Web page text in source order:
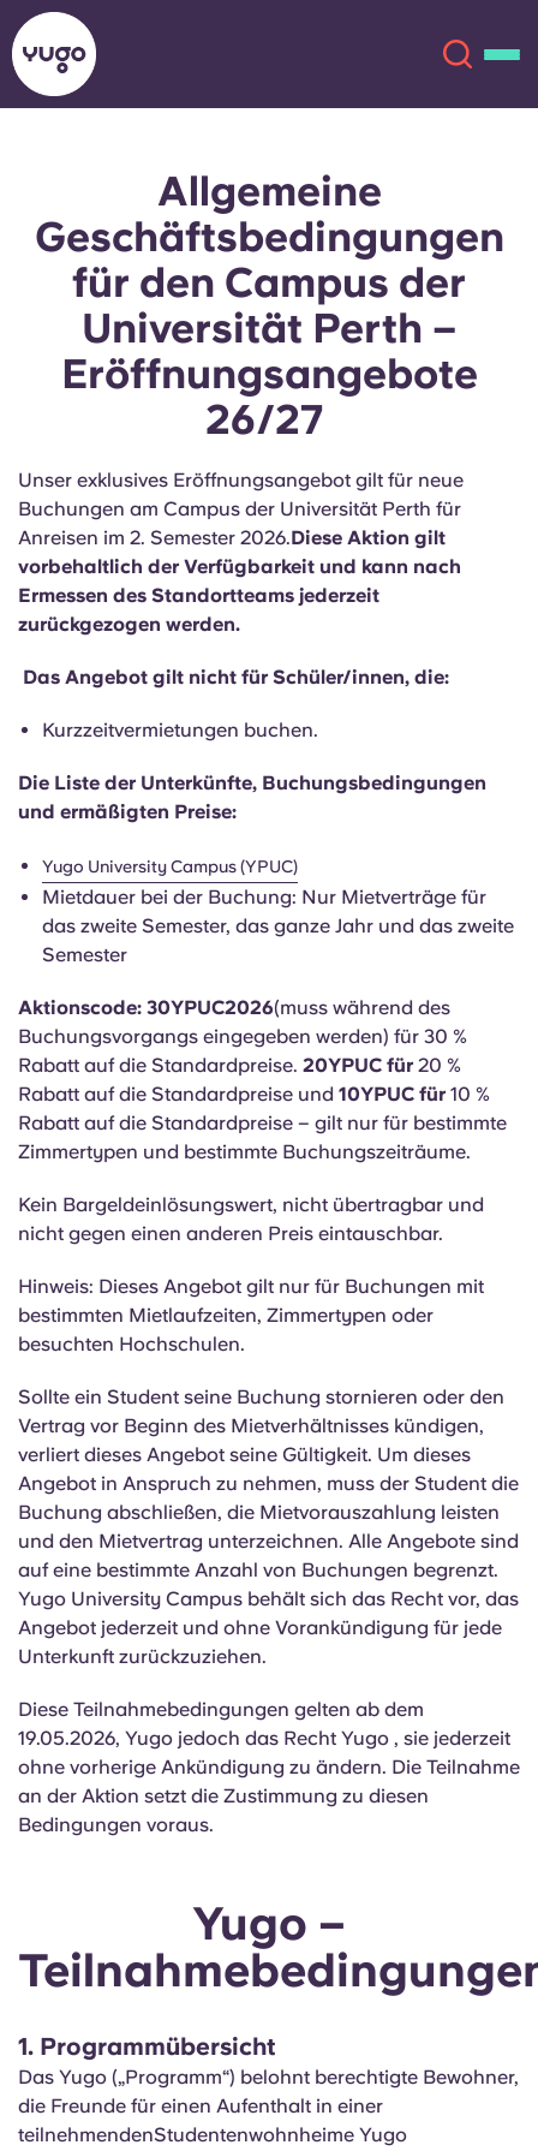
Standorte
Konto Sprache
English (GB)
English (US)
Chinese
Català
Deutsch
French
Portuguese
Wähle ein Land aus
Wähle eine Stadt aus
Jetzt buchen
English (GB)
English (US)
Chinese Español
Català Deutsch
Portuguese
Allgemeine
Geschäftsbedingungen
für den Campus der
Universität Perth –
Eröffnungsangebote
26/27
Unser exklusives Eröffnungsangebot gilt für neue
Buchungen am Campus der Universität Perth für
Anreisen im 2. Semester 2026.Diese Aktion gilt
vorbehaltlich der Verfügbarkeit und kann nach
Ermessen des Standortteams jederzeit
zurückgezogen werden.
Das Angebot gilt nicht für Schüler/innen, die:
Kurzzeitvermietungen buchen.
Die Liste der Unterkünfte, Buchungsbedingungen
und ermäßigten Preise:
Yugo University Campus (YPUC)
Mietdauer bei der Buchung: Nur Mietverträge für
das zweite Semester, das ganze Jahr und das zweite
Semester
Aktionscode: 30YPUC2026(muss während des
Buchungsvorgangs eingegeben werden) für 30 %
Rabatt auf die Standardpreise. 20YPUC für 20 %
Rabatt auf die Standardpreise und 10YPUC für 10 %
Rabatt auf die Standardpreise – gilt nur für bestimmte
Zimmertypen und bestimmte Buchungszeiträume.
Kein Bargeldeinlösungswert, nicht übertragbar und
nicht gegen einen anderen Preis eintauschbar.
Hinweis: Dieses Angebot gilt nur für Buchungen mit
bestimmten Mietlaufzeiten, Zimmertypen oder
besuchten Hochschulen.
Sollte ein Student seine Buchung stornieren oder den
Vertrag vor Beginn des Mietverhältnisses kündigen,
verliert dieses Angebot seine Gültigkeit. Um dieses
Angebot in Anspruch zu nehmen, muss der Student die
Buchung abschließen, die Mietvorauszahlung leisten
und den Mietvertrag unterzeichnen. Alle Angebote sind
auf eine bestimmte Anzahl von Buchungen begrenzt.
Yugo University Campus behält sich das Recht vor, das
Angebot jederzeit und ohne Vorankündigung für jede
Unterkunft zurückzuziehen.
Diese Teilnahmebedingungen gelten ab dem
19.05.2026, Yugo jedoch das Recht Yugo , sie jederzeit
ohne vorherige Ankündigung zu ändern. Die Teilnahme
an der Aktion setzt die Zustimmung zu diesen
Bedingungen voraus.
Yugo –
1. Programmübersicht
Das Yugo („Programm“) belohnt berechtigte Bewohner,
die Freunde für einen Aufenthalt in einer
teilnehmendenStudentenwohnheime Yugo